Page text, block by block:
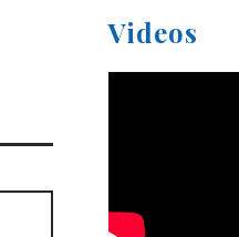
Videos